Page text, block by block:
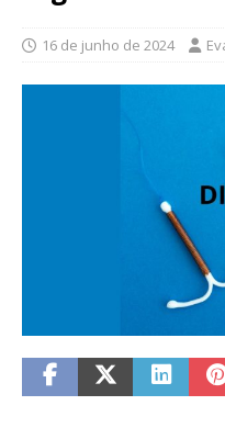
16 de junho de 2024